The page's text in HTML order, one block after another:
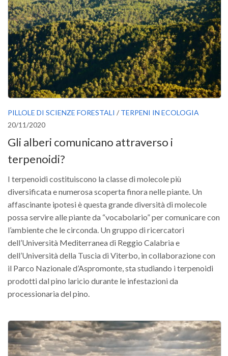
XV Congresso (Sassari 2026)
XIV Congresso (Padova 2024)
XIII Congresso (Orvieto 2022)
XII Congresso (Palermo 2019)
XI Congresso (Roma 2017)
X Congresso (Firenze 2015)
VIII Congresso (Rende 2011)
VII Congresso (Isernia 2009)
VI Congresso (Arezzo 2007)
IV Congresso (Potenza 2003)
III Congresso (Viterbo 2001)
II Congresso (Bologna 1999)
I Congresso (Padova 1997)
Redazione
Pagina Principale
Editoriali
Highlights
#FOCUSINCENDI
PILLOLE DI SCIENZE FORESTALI / TERPENI IN ECOLOGIA
20/11/2020
Gli alberi comunicano attraverso i
terpenoidi?
I terpenoidi costituiscono la classe di molecole più
diversificata e numerosa scoperta finora nelle piante. Un
affascinante ipotesi è questa grande diversità di molecole
possa servire alle piante da “vocabolario” per comunicare con
l’ambiente che le circonda. Un gruppo di ricercatori
dell’Università Mediterranea di Reggio Calabria e
dell’Università della Tuscia di Viterbo, in collaborazione con
il Parco Nazionale d’Aspromonte, sta studiando i terpenoidi
prodotti dal pino laricio durante le infestazioni da
processionaria del pino.